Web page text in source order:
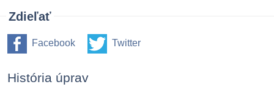
Zdieľať
Facebook Twitter
História úprav